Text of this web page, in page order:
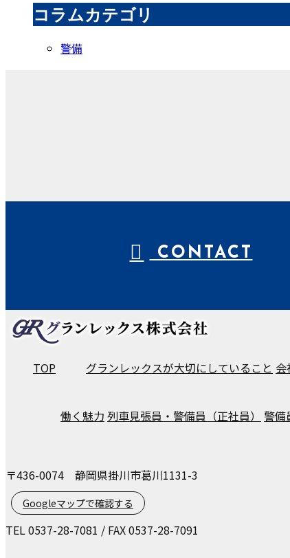
コラムカテゴリ
警備
CONTACT
TOP グランレックスが大切にしていること 会
働く魅力 列車見張員・警備員（正社員） 警備
〒436-0074 静岡県掛川市葛川1131-3
Googleマップで確認する
TEL 0537-28-7081 / FAX 0537-28-7091